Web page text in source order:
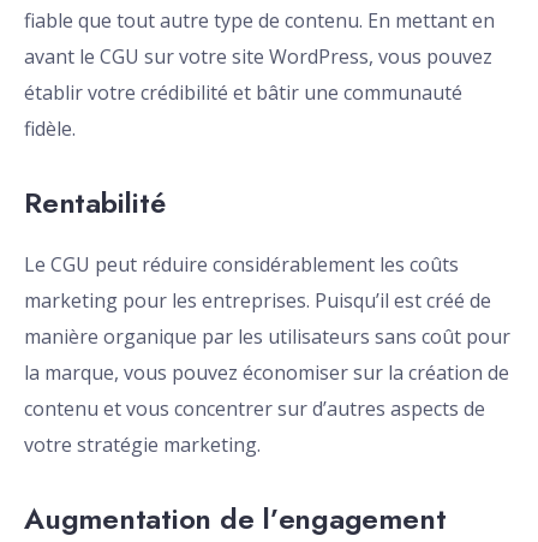
fiable que tout autre type de contenu. En mettant en
avant le CGU sur votre site WordPress, vous pouvez
établir votre crédibilité et bâtir une communauté
fidèle.
Rentabilité
Le CGU peut réduire considérablement les coûts
marketing pour les entreprises. Puisqu’il est créé de
manière organique par les utilisateurs sans coût pour
la marque, vous pouvez économiser sur la création de
contenu et vous concentrer sur d’autres aspects de
votre stratégie marketing.
Augmentation de l’engagement